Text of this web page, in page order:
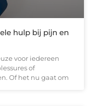
hulp bij pijn en
voor iedereen
of
Of het nu gaat om